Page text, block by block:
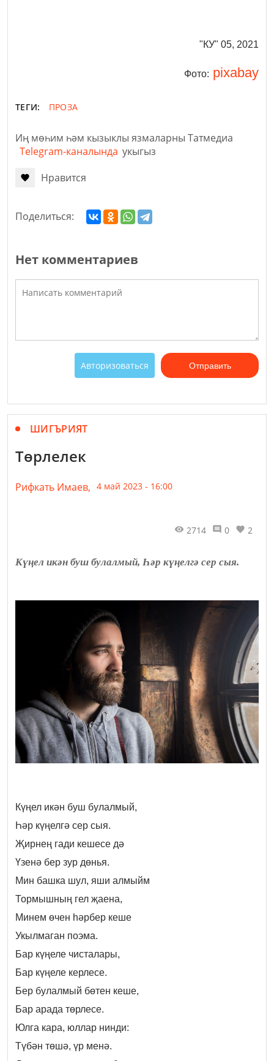
"КУ" 05, 2021
Фото: pixabay
ТЕГИ: ПРОЗА
Иң мөһим һәм кызыклы язмаларны Татмедиа
Telegram-каналында укыгыз
Нравится
Поделиться:
Нет комментариев
Авторизоваться Отправить
ШИГЪРИЯТ
Төрлелек
Рифкать Имаев, 4 май 2023 - 16:00
2714 0 2
Күңел икән буш булалмый, Һәр күңелгә сер сыя.
Күңел икән буш булалмый,
Һәр күңелгә сер сыя.
Җирнең гади кешесе дә
Үзенә бер зур дөнья.
Мин башка шул, яши алмыйм
Тормышның гел җаена,
Минем өчен һәрбер кеше
Укылмаган поэма.
Бар күңеле чисталары,
Бар күңеле керлесе.
Бер булалмый бөтен кеше,
Бар арада төрлесе.
Юлга кара, юллар нинди:
Түбән төшә, үр менә.